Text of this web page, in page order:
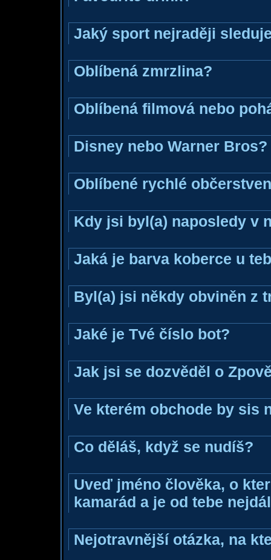
Jaký sport nejraději
Oblíbená zmrzlina?
Oblíbená filmová nebo
Disney nebo Warner Bros?
Oblíbené rychlé
Kdy jsi byl(a) naposledy v
Jaká je barva koberce u
Byl(a) jsi někdy obviněn z
Jaké je Tvé číslo bot?
Jak jsi se dozvěděl o
Ve kterém obchode by sis
Co děláš, když se nudíš?
Uveď jméno člověka, o
kamarád a je od tebe
Nejotravnější otázka, na